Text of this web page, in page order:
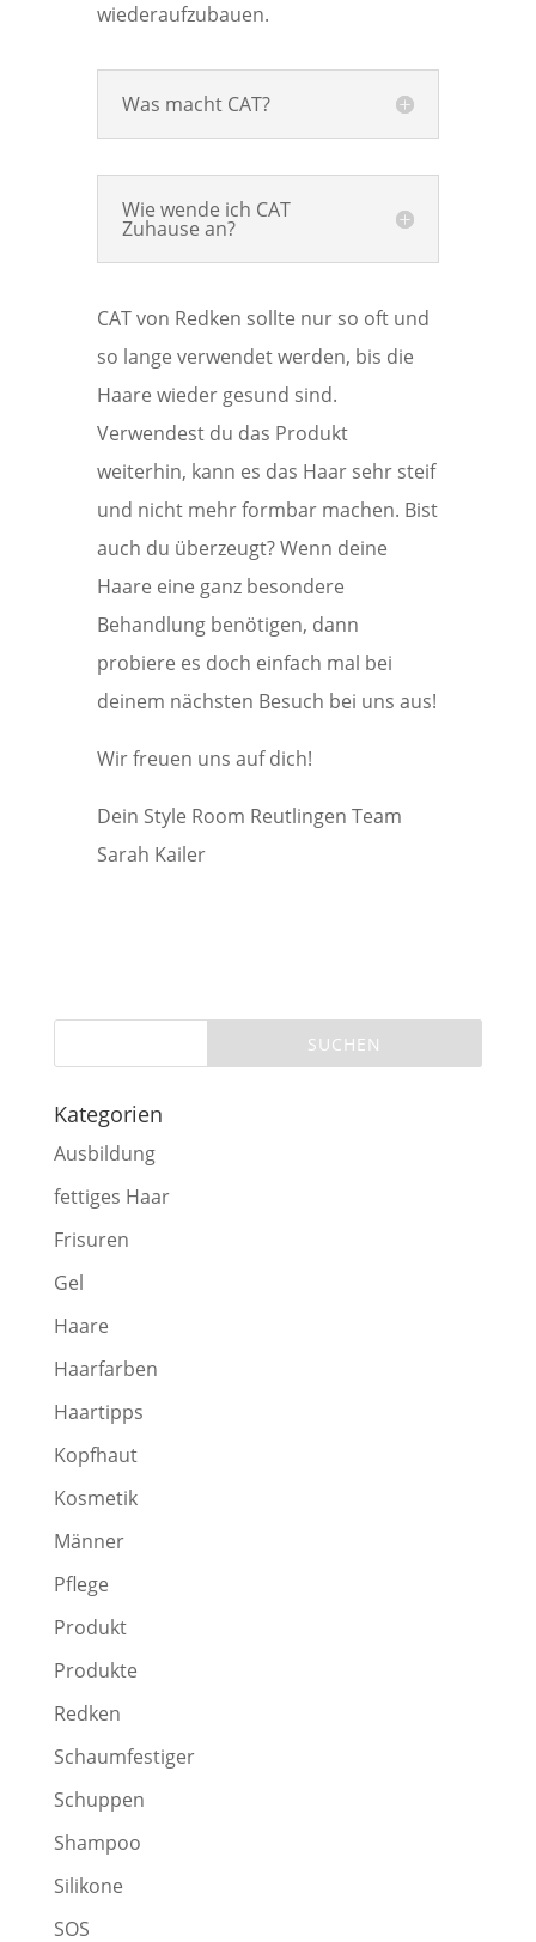
wiederaufzubauen.
Was macht CAT?
Wie wende ich CAT
Zuhause an?
CAT von Redken sollte nur so oft und
so lange verwendet werden, bis die
Haare wieder gesund sind.
Verwendest du das Produkt
weiterhin, kann es das Haar sehr steif
und nicht mehr formbar machen. Bist
auch du überzeugt? Wenn deine
Haare eine ganz besondere
Behandlung benötigen, dann
probiere es doch einfach mal bei
deinem nächsten Besuch bei uns aus!
Wir freuen uns auf dich!
Dein Style Room Reutlingen Team
Sarah Kailer
Kategorien
Ausbildung
fettiges Haar
Frisuren
Gel
Haare
Haarfarben
Haartipps
Kopfhaut
Kosmetik
Männer
Pflege
Produkt
Produkte
Redken
Schaumfestiger
Schuppen
Shampoo
Silikone
SOS